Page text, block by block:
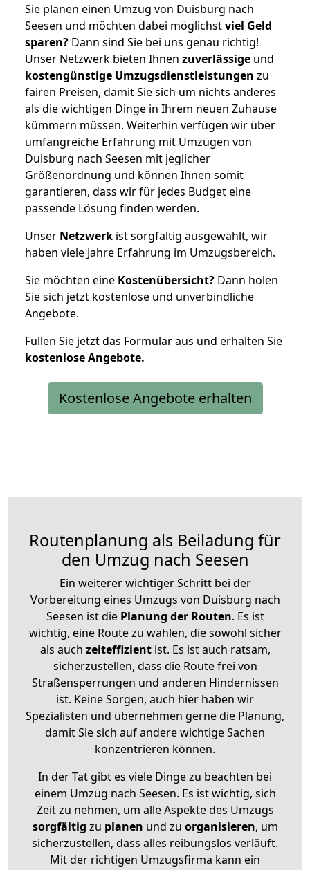
Sie planen einen Umzug von Duisburg nach
Seesen und möchten dabei möglichstviel Geld
sparen? Dann sind Sie bei uns genau richtig!
Unser Netzwerk bieten Ihnen zuverlässige und
kostengünstige Umzugsdienstleistungen zu
fairen Preisen, damit Sie sich um nichts anderes
als die wichtigen Dinge in Ihrem neuen Zuhause
kümmern müssen. Weiterhin verfügen wir über
umfangreiche Erfahrung mit Umzügen von
Duisburg nach Seesen mit jeglicher
Größenordnung und können Ihnen somit
garantieren, dass wir für jedes Budget eine
passende Lösung finden werden.
Unser Netzwerk ist sorgfältig ausgewählt, wir
haben viele Jahre Erfahrung im Umzugsbereich.
Sie möchten eine Kostenübersicht? Dann holen
Sie sich jetzt kostenlose und unverbindliche
Angebote.
Füllen Sie jetzt das Formular aus und erhalten Sie
kostenloseAngebote.
Kostenlose Angebote erhalten
Routenplanung als Beiladung für
den Umzug nach Seesen
Ein weiterer wichtiger Schritt bei der
Vorbereitung eines Umzugs von Duisburg nach
Seesen ist diePlanung der Routen. Es ist
wichtig, eine Route zu wählen, die sowohl sicher
als auch zeiteffizientist. Es ist auch ratsam,
sicherzustellen, dass die Route frei von
Straßensperrungen und anderen Hindernissen
ist. Keine Sorgen, auch hier haben wir
Spezialisten und übernehmen gerne die Planung,
damit Sie sich auf andere wichtige Sachen
konzentrieren können.
In der Tat gibt es viele Dinge zu beachten bei
einem Umzug nach Seesen. Es ist wichtig, sich
Zeit zu nehmen, um alle Aspekte des Umzugs
sorgfältig zu planen und zu organisieren, um
sicherzustellen, dass alles reibungslos verläuft.
Mit der richtigen Umzugsfirma kann ein